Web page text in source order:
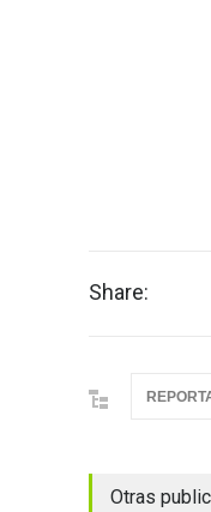
Share:
Otras